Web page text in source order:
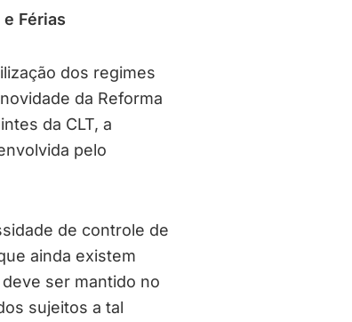
Férias
dos regimes
da Reforma
da CLT, a
pelo
de controle de
ainda existem
ser mantido no
sujeitos a tal